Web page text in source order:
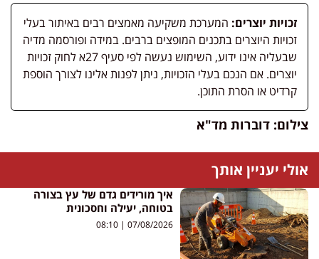
זכויות יוצרים: המערכת משקיעה מאמצים רבים באיתור בעלי
זכויות היוצרים בתכנים המופצים ברבים. במידה ופורסמה מדיה
שבעליה אינו ידוע, השימוש נעשה לפי סעיף 27א לחוק זכויות
יוצרים. אם הנכם בעלי הזכויות, ניתן לפנות אלינו לצורך הוספת
קרדיט או הסרת התוכן.
צילום: דוברות מד"א
אולי יעניין אותך
איך מורידים גדם של עץ בצורה
בטוחה, יעילה וחסכונית
07/08/2026